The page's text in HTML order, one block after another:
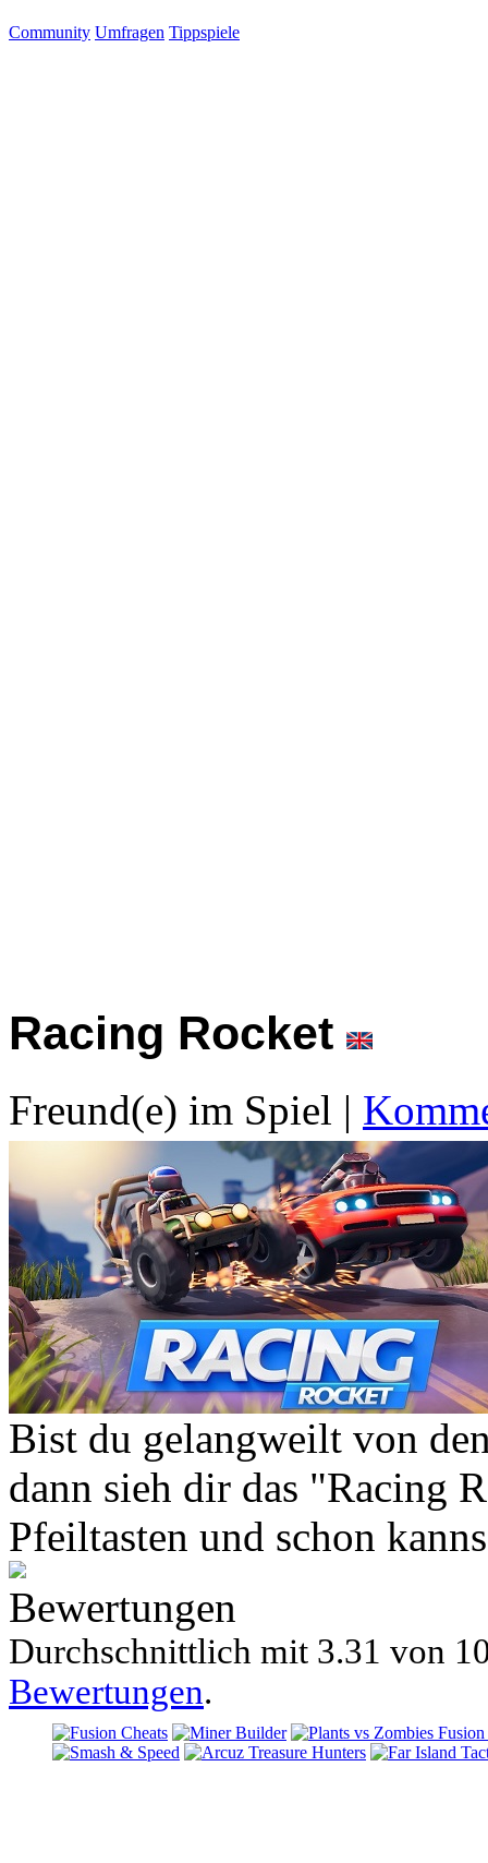
Community Umfragen Tippspiele
Racing Rocket
Freund(e) im Spiel |
Bist du gelangweilt von
dann sieh dir das "Racing
Pfeiltasten und schon
Bewertungen
Durchschnittlich mit 3.31 von
Bewertungen.